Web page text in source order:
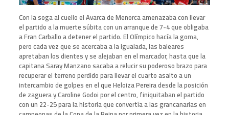
Con la soga al cuello el Avarca de Menorca amenazaba con llevar
el partido a la muerte súbita con un arranque de 7-4 que obligaba
a Fran Carballo a detener el partido. El Olímpico hacía la goma,
pero cada vez que se acercaba a la igualada, las baleares
apretaban los dientes y se alejaban en el marcador, hasta que la
capitana Saray Manzano sacaba a relucir su poderoso brazo para
recuperar el terreno perdido para llevar el cuarto asalto a un
intercambio de golpes en el que Heloiza Pereira desde la posición
de zaguera y Caroline Godoi por el centro, finiquitaban el partido
con un 22-25 para la historia que convertía a las grancanarias en